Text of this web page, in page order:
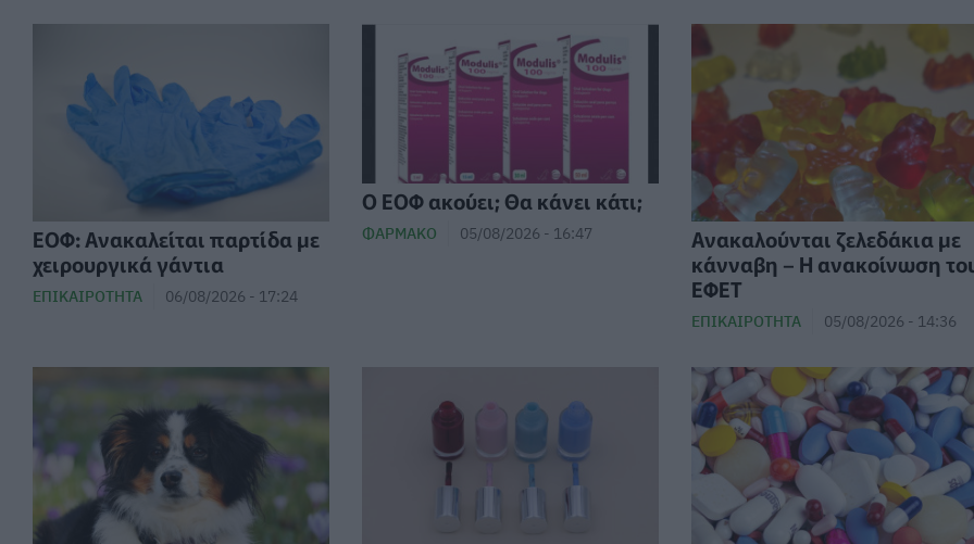
ΕΟΦ: Ανακαλείται παρτίδα με
χειρουργικά γάντια
ΕΠΙΚΑΙΡΌΤΗΤΑ 06/08/2026 - 17:24
Ο ΕΟΦ ακούει; Θα κάνει κάτι;
ΦΆΡΜΑΚΟ 05/08/2026 - 16:47
Ανακαλούνται ζελεδάκια με
κάνναβη – Η ανακοίνωση
ΕΦΕΤ
ΕΠΙΚΑΙΡΌΤΗΤΑ 05/08/2026 - 14:36